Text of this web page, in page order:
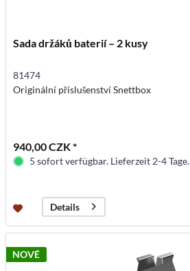
Sada držáků baterií – 2 kusy
81474
Originální příslušenství Snettbox
940,00 CZK *
5 sofort verfügbar. Lieferzeit 2-4 Tage.
Details
NOVÉ